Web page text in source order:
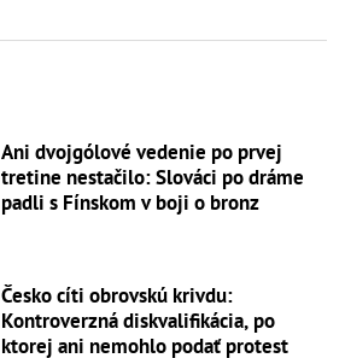
Ani dvojgólové vedenie po prvej
tretine nestačilo: Slováci po dráme
padli s Fínskom v boji o bronz
Česko cíti obrovskú krivdu:
Kontroverzná diskvalifikácia, po
ktorej ani nemohlo podať protest